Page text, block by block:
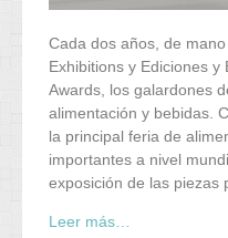
Cada dos años, de
Exhibitions y Ediciones
Awards, los galardones
alimentación y bebidas.
la principal feria de
importantes a nivel
exposición de las piezas
Leer más…